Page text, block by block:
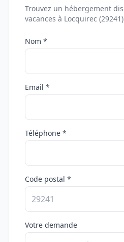
Trouvez un hébergement
vacances à Locquirec (29241)
Nom *
Email *
Téléphone *
Code postal *
Votre demande